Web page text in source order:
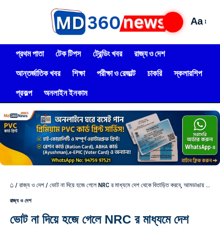
Aa
প্রথম পাতা টেক টিপস ট্রেন্ডিং খবর
রাজ্য ও দেশ
আন্তর্জাতিক খবর
শিক্ষা পরীক্ষা ও রেজাল্ট চাকরি
স্কলারশিপ
প্রকল্প
অনলাইন ইনকাম
⌂ / রাজ্য ও দেশ / ভোট না দিয়ে হজে গেলে NRC র মাধ্যমে দেশ থেকে বিতাড়িত করবে, আমডাঙায় কড়া হুঁশিয়ারি মমতার
রাজ্য ও দেশ
ভোট না দিয়ে হজে গেলে NRC র মাধ্যমে দেশ